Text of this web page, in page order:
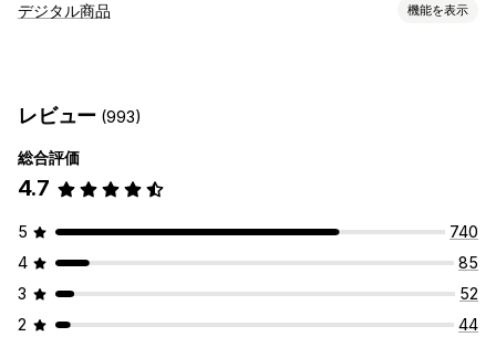
デジタル商品 機能を表示
ソフトウェア 動画
ダウンロード管理
メール配信 ダウンロード制限
ファイルセキュリティ
ファイルのホスティング
レビュー (993)
総合評価
4.7
5
740
4
85
3
52
2
44